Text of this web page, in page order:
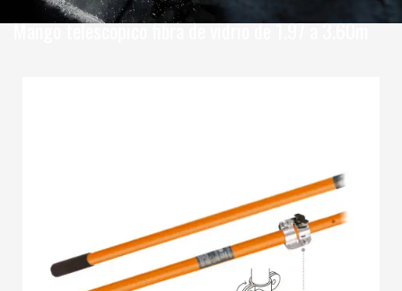
Mango telescopico fibra de vidrio de 1.97 a 3.60m